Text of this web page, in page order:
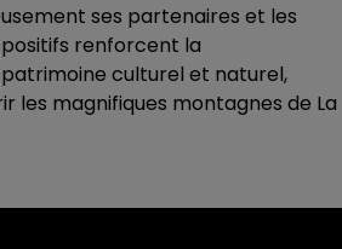
ses partenaires et les
renforcent la
culturel et naturel,
les magnifiques montagnes de La